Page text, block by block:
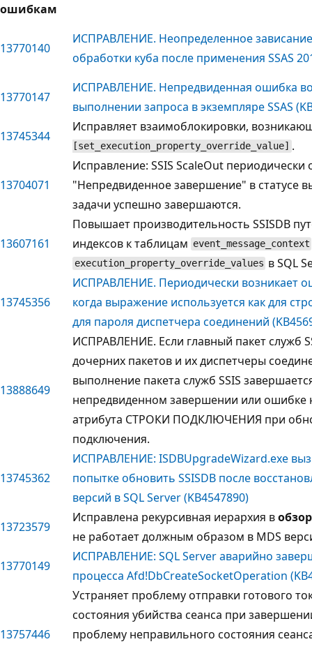
ошибкам
13770140
ИСПРАВЛЕНИЕ. Неопределенное
обработки куба после применения SSAS
13770147
ИСПРАВЛЕНИЕ. Непредвиденная ошибка
выполнении запроса в экземпляре SSAS
13745344
Исправляет взаимоблокировки,
[set_execution_property_override_value] .
13704071
Исправление: SSIS ScaleOut периодически
"Непредвиденное завершение" в статусе
задачи успешно завершаются.
13607161
Повышает производительность SSISDB
индексов к таблицам event_message_context
execution_property_override_values в SQL
13745356
ИСПРАВЛЕНИЕ. Периодически возникает
когда выражение используется как для
для пароля диспетчера соединений
13888649
ИСПРАВЛЕНИЕ. Если главный пакет служб
дочерних пакетов и их диспетчеры
выполнение пакета служб SSIS
непредвиденном завершении или ошибке
атрибута СТРОКИ ПОДКЛЮЧЕНИЯ при
подключения.
13745362
ИСПРАВЛЕНИЕ: ISDBUpgradeWizard.exe
попытке обновить SSISDB после
версий в SQL Server (KB4547890)
13723579
Исправлена рекурсивная иерархия в
не работает должным образом в MDS
13770149
ИСПРАВЛЕНИЕ: SQL Server аварийно
процесса Afd!DbCreateSocketOperation
13757446
Устраняет проблему отправки готового
состояния убийства сеанса при
проблему неправильного состояния